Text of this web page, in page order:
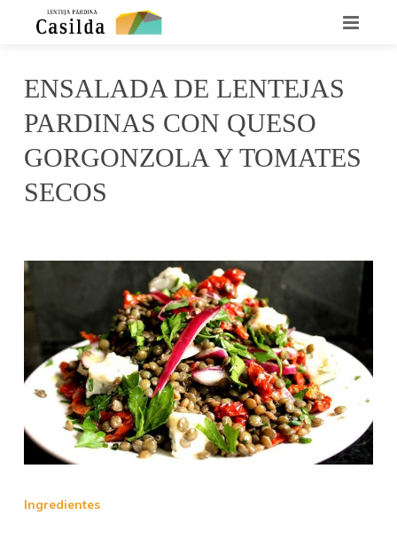
LA LENTEJA CASILDA
RECETARIO
CONTACTO
NOTICIAS
ENSALADA DE LENTEJAS
PARDINAS CON QUESO
GORGONZOLA Y TOMATES
SECOS
Ingredientes